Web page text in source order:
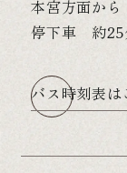
本宮方面か
停下車 約25
バス時刻表は